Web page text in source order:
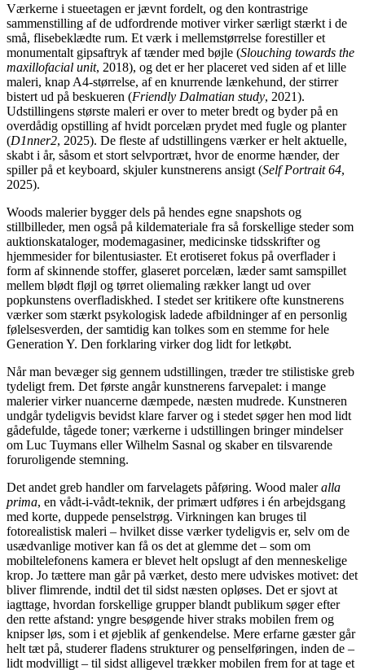
Værkerne i stueetagen er jævnt fordelt, og den kontrastrige
sammenstilling af de udfordrende motiver virker særligt stærkt i de
små, flisebeklædte rum. Et værk i mellemstørrelse forestiller et
monumentalt gipsaftryk af tænder med bøjle (Slouching towards the
maxillofacial unit, 2018), og det er her placeret ved siden af et lille
maleri, knap A4-størrelse, af en knurrende lænkehund, der stirrer
bistert ud på beskueren (Friendly Dalmatian study, 2021).
Udstillingens største maleri er over to meter bredt og byder på en
overdådig opstilling af hvidt porcelæn prydet med fugle og planter
(D1nner2, 2025). De fleste af udstillingens værker er helt aktuelle,
skabt i år, såsom et stort selvportræt, hvor de enorme hænder, der
spiller på et keyboard, skjuler kunstnerens ansigt (Self Portrait 64,
2025).
Woods malerier bygger dels på hendes egne snapshots og
stillbilleder, men også på kildemateriale fra så forskellige steder som
auktionskataloger, modemagasiner, medicinske tidsskrifter og
hjemmesider for bilentusiaster. Et erotiseret fokus på overflader i
form af skinnende stoffer, glaseret porcelæn, læder samt samspillet
mellem blødt fløjl og tørret oliemaling rækker langt ud over
popkunstens overfladiskhed. I stedet ser kritikere ofte kunstnerens
værker som stærkt psykologisk ladede afbildninger af en personlig
følelsesverden, der samtidig kan tolkes som en stemme for hele
Generation Y. Den forklaring virker dog lidt for letkøbt.
Når man bevæger sig gennem udstillingen, træder tre stilistiske greb
tydeligt frem. Det første angår kunstnerens farvepalet: i mange
malerier virker nuancerne dæmpede, næsten mudrede. Kunstneren
undgår tydeligvis bevidst klare farver og i stedet søger hen mod lidt
gådefulde, tågede toner; værkerne i udstillingen bringer mindelser
om Luc Tuymans eller Wilhelm Sasnal og skaber en tilsvarende
foruroligende stemning.
Det andet greb handler om farvelagets påføring. Wood maleralla
prima, en vådt-i-vådt-teknik, der primært udføres i én arbejdsgang
med korte, duppede penselstrøg. Virkningen kan bruges til
fotorealistisk maleri – hvilket disse værker tydeligvis er, selv om de
usædvanlige motiver kan få os det at glemme det – som om
mobiltelefonens kamera er blevet helt opslugt af den menneskelige
krop. Jo tættere man går på værket, desto mere udviskes motivet: det
bliver flimrende, indtil det til sidst næsten opløses. Det er sjovt at
iagttage, hvordan forskellige grupper blandt publikum søger efter
den rette afstand: yngre besøgende hiver straks mobilen frem og
knipser løs, som i et øjeblik af genkendelse. Mere erfarne gæster går
helt tæt på, studerer fladens strukturer og penselføringen, inden de –
lidt modvilligt – til sidst alligevel trækker mobilen frem for at tage et